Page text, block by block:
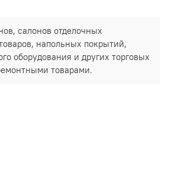
салонов отделочных
напольных покрытий,
оборудования и других торговых
товарами.